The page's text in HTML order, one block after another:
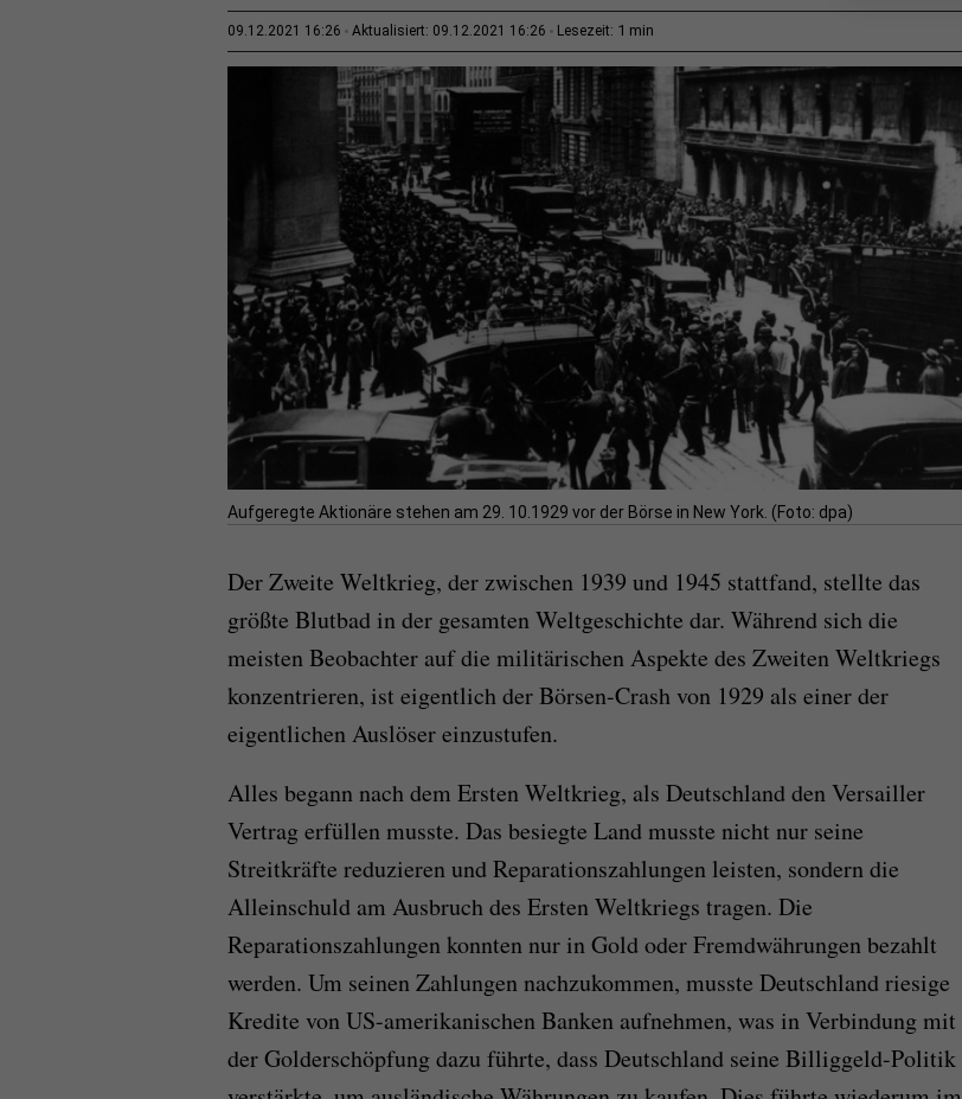
09.12.2021 16:26 Aktualisiert: 09.12.2021 16:26 Lesezeit: 1 min
Aufgeregte Aktionäre stehen am 29. 10.1929 vor der Börse in New York. (Foto: dpa)
Der Zweite Weltkrieg, der zwischen 1939 und 1945 stattfand, stellte das
größte Blutbad in der gesamten Weltgeschichte dar. Während sich die
meisten Beobachter auf die militärischen Aspekte des Zweiten Weltkriegs
konzentrieren, ist eigentlich der Börsen-Crash von 1929 als einer der
eigentlichen Auslöser einzustufen.
Alles begann nach dem Ersten Weltkrieg, als Deutschland den Versailler
Vertrag erfüllen musste. Das besiegte Land musste nicht nur seine
Streitkräfte reduzieren und Reparationszahlungen leisten, sondern die
Alleinschuld am Ausbruch des Ersten Weltkriegs tragen. Die
Reparationszahlungen konnten nur in Gold oder Fremdwährungen bezahlt
werden. Um seinen Zahlungen nachzukommen, musste Deutschland riesige
Kredite von US-amerikanischen Banken aufnehmen, was in Verbindung mit
der Golderschöpfung dazu führte, dass Deutschland seine Billiggeld-Politik